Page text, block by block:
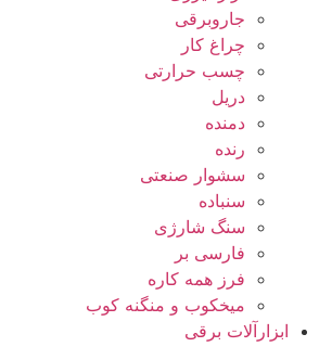
جاروبرقی
چراغ کار
چسب حرارتی
دریل
دمنده
رنده
سشوار صنعتی
سنباده
سنگ شارژی
فارسی بر
فرز همه کاره
میخکوب و منگنه کوب
ابزارآلات برقی